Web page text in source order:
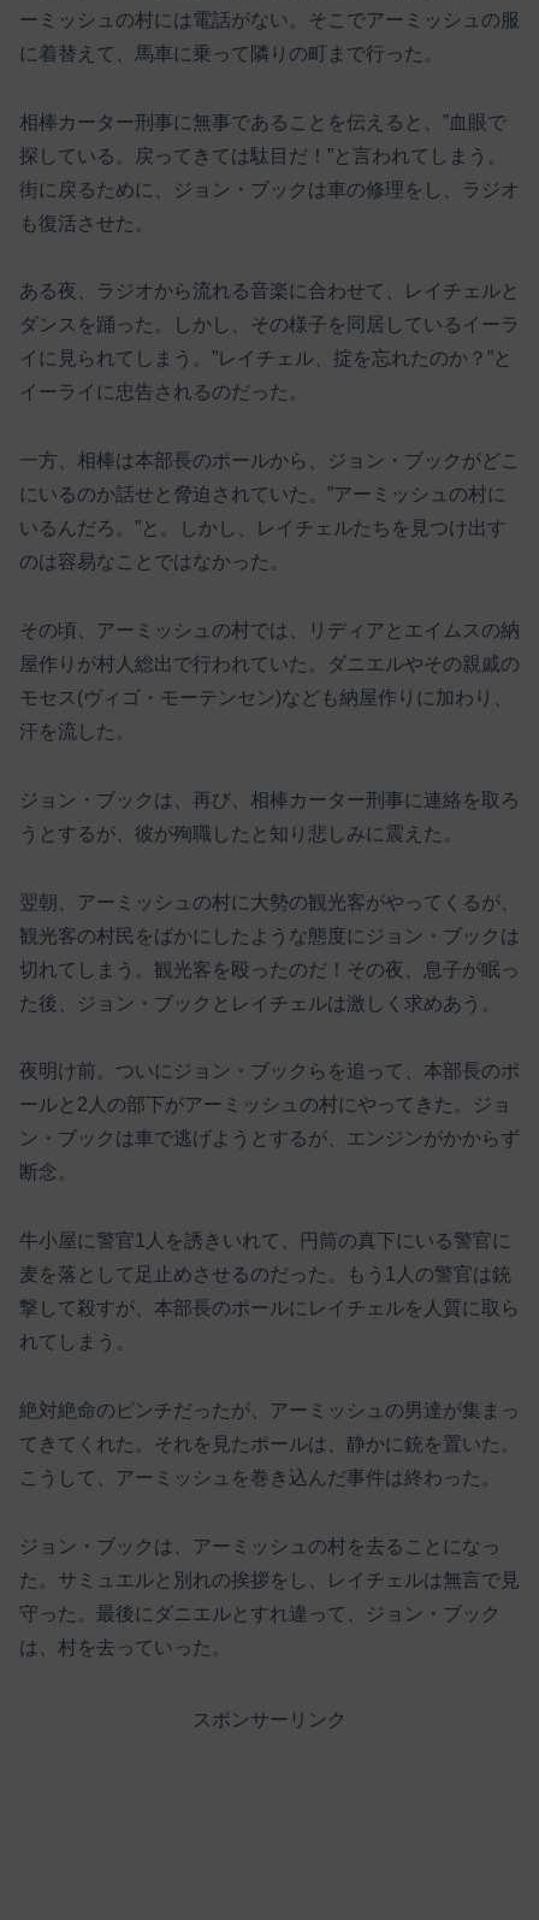
ーミッシュの村には電話がない。そこでアーミッシュの服
に着替えて、馬車に乗って隣りの町まで行った。
相棒カーター刑事に無事であることを伝えると、”血眼で
探している。戻ってきては駄目だ！”と言われてしまう。
街に戻るために、ジョン・ブックは車の修理をし、ラジオ
も復活させた。
ある夜、ラジオから流れる音楽に合わせて、レイチェルと
ダンスを踊った。しかし、その様子を同居しているイーラ
イに見られてしまう。”レイチェル、掟を忘れたのか？”と
イーライに忠告されるのだった。
一方、相棒は本部長のポールから、ジョン・ブックがどこ
にいるのか話せと脅迫されていた。”アーミッシュの村に
いるんだろ。”と。しかし、レイチェルたちを見つけ出す
のは容易なことではなかった。
その頃、アーミッシュの村では、リディアとエイムスの納
屋作りが村人総出で行われていた。ダニエルやその親戚の
モセス(ヴィゴ・モーテンセン)なども納屋作りに加わり、
汗を流した。
ジョン・ブックは、再び、相棒カーター刑事に連絡を取ろ
うとするが、彼が殉職したと知り悲しみに震えた。
翌朝、アーミッシュの村に大勢の観光客がやってくるが、
観光客の村民をばかにしたような態度にジョン・ブックは
切れてしまう。観光客を殴ったのだ！その夜、息子が眠っ
た後、ジョン・ブックとレイチェルは激しく求めあう。
夜明け前。ついにジョン・ブックらを追って、本部長のポ
ールと2人の部下がアーミッシュの村にやってきた。ジョ
ン・ブックは車で逃げようとするが、エンジンがかからず
断念。
牛小屋に警官1人を誘きいれて、円筒の真下にいる警官に
麦を落として足止めさせるのだった。もう1人の警官は銃
撃して殺すが、本部長のポールにレイチェルを人質に取ら
れてしまう。
絶対絶命のピンチだったが、アーミッシュの男達が集まっ
てきてくれた。それを見たポールは、静かに銃を置いた。
こうして、アーミッシュを巻き込んだ事件は終わった。
ジョン・ブックは、アーミッシュの村を去ることになっ
た。サミュエルと別れの挨拶をし、レイチェルは無言で見
守った。最後にダニエルとすれ違って、ジョン・ブック
は、村を去っていった。
スポンサーリンク